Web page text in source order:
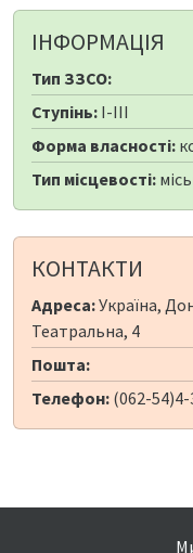
ІНФОРМАЦІЯ
Тип ЗЗСО:
Ступінь: I-III
Форма власності:
Тип місцевості:
КОНТАКТИ
Адреса:Україна,
Театральна, 4
Пошта:
Телефон: (062-